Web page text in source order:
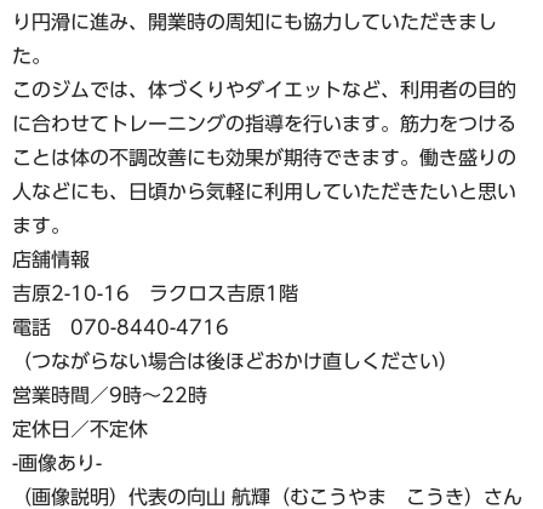
り円滑に進み、開業時の周知にも協力していただきまし
た。
このジムでは、体づくりやダイエットなど、利用者の目的
に合わせてトレーニングの指導を行います。筋力をつける
ことは体の不調改善にも効果が期待できます。働き盛りの
人などにも、日頃から気軽に利用していただきたいと思い
ます。
店舗情報
吉原2-10-16 ラクロス吉原1階
電話 070-8440-4716
（つながらない場合は後ほどおかけ直しください）
営業時間／9時〜22時
定休日／不定休
-画像あり-
（画像説明）代表の向山 航輝（むこうやま こうき）さん